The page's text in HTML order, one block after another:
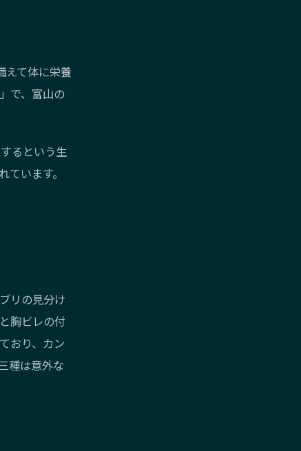
えて体に栄養
で、富山の
るという生
います。
リの見分け
胸ビレの付
おり、カン
種は意外な